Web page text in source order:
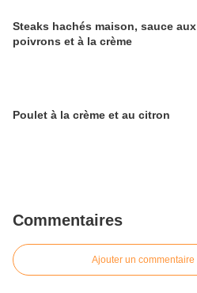
Steaks hachés maison, sauce aux
poivrons et à la crème
Poulet à la crème et au citron
Commentaires
Ajouter un commentaire